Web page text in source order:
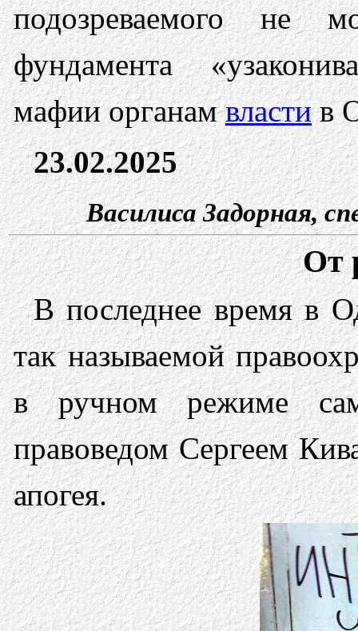
подозреваемого не
фундамента
мафии органамвластив
23.02.2025
Василиса Задорная,
От
В последнее время в
так называемой
в ручном режиме
правоведом Сергеем
апогея.